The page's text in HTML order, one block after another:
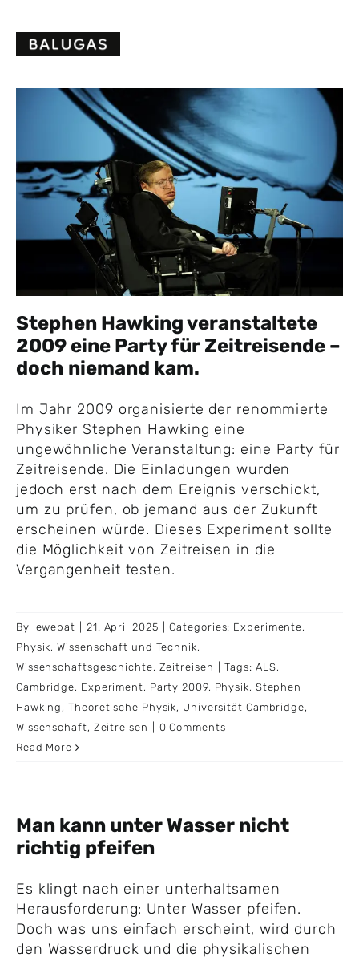
content
Stephen Hawking veranstaltete
2009 eine Party für Zeitreisende –
doch niemand kam.
Im Jahr 2009 organisierte der renommierte
Physiker Stephen Hawking eine
ungewöhnliche Veranstaltung: eine Party für
Zeitreisende. Die Einladungen wurden
jedoch erst nach dem Ereignis verschickt,
um zu prüfen, ob jemand aus der Zukunft
erscheinen würde. Dieses Experiment sollte
die Möglichkeit von Zeitreisen in die
Vergangenheit testen.
By lewebat 21. April 2025 Categories: Experimente,
Physik,Wissenschaft und Technik,
Wissenschaftsgeschichte, Zeitreisen Tags: ALS,
Cambridge, Experiment, Party 2009, Physik, Stephen
Hawking ,Theoretische Physik, Universität Cambridge,
Wissenschaft, Zeitreisen
0 Comments
Read More
Man kann unter Wasser nicht
richtig pfeifen
Es klingt nach einer unterhaltsamen
Herausforderung: Unter Wasser pfeifen.
Doch was uns einfach erscheint, wird durch
den Wasserdruck und die physikalischen